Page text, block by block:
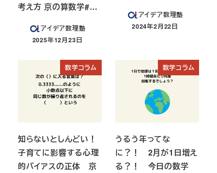
考え方 京の算数学#…
アイデア数理塾
投稿日
2025年12月23日
アイデア数理塾
投稿日
2024年2月22日
数学コラム
知らないとしんどい！
子育てに影響する心理
的バイアスの正体 京
数学コラム
うるう年ってな
に？！ 2月が1日増え
る？！ 今日の数学